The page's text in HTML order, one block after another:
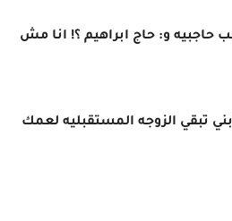
حاجبيه و: حاج ابراهيم ؟! انا مش
تبقي الزوجه المستقبليه لعمك